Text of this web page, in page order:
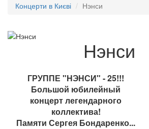
Концерти в Києві Нэнси
Нэнси
ГРУППЕ "НЭНСИ" - 25!!!
Большой юбилейный
концерт легендарного
коллектива!
Памяти Сергея Бондаренко...